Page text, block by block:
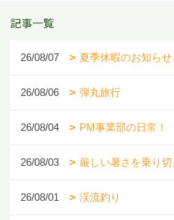
記事一覧
26/08/07 夏季休暇のお知ら
26/08/06 弾丸旅行
26/08/04 PM事業部の日常！
26/08/03 厳しい暑さを乗り切
26/08/01 渓流釣り